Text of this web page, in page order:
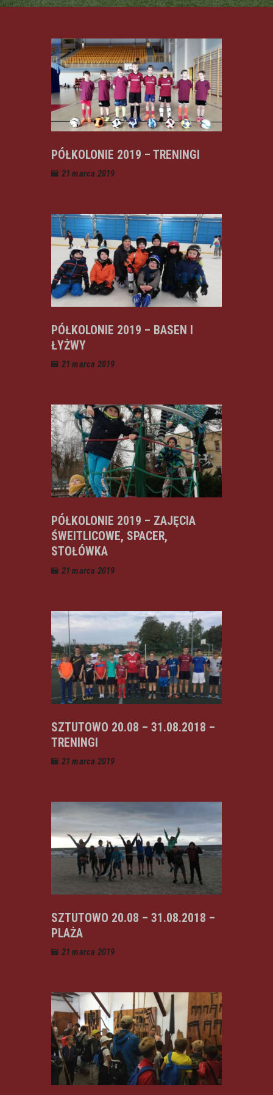
PÓŁKOLONIE 2019 – TRENINGI
21 marca 2019
PÓŁKOLONIE 2019 – BASEN I
ŁYŻWY
21 marca 2019
PÓŁKOLONIE 2019 – ZAJĘCIA
ŚWEITLICOWE, SPACER,
STOŁÓWKA
21 marca 2019
SZTUTOWO 20.08 – 31.08.2018 –
TRENINGI
21 marca 2019
SZTUTOWO 20.08 – 31.08.2018 –
PLAŻA
21 marca 2019